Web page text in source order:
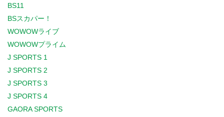
BS11
BSスカパー！
WOWOWライブ
WOWOWプライム
J SPORTS 1
J SPORTS 2
J SPORTS 3
J SPORTS 4
GAORA SPORTS